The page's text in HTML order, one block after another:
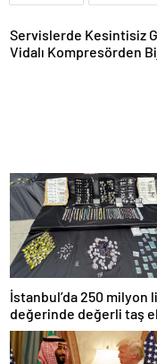
Servislerde Kesintisiz
Vidalı Kompresörden
İstanbul’da 250 milyon
değerinde değerli taş
geçirildi